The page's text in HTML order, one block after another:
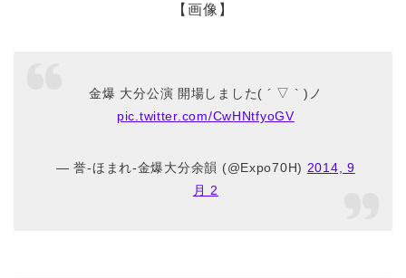
【画像】
金爆 大分公演 開場しました( ´ ▽ ` )ノ
pic.twitter.com/CwHNtfyoGV
— 誉-ほまれ-金爆大分余韻 (@Expo70H) 2014, 9
月 2